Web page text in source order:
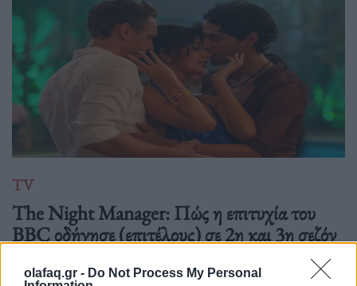
olafaq.gr - Do Not Process My Personal
TV
The Night Manager: Πώς η επιτυχία του
BBC οδήγησε (επιτέλους) σε 2η και 3η σεζόν